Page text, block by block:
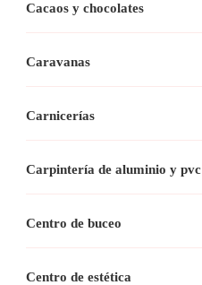
Cacaos y chocolates
Caravanas
Carnicerías
Carpintería de aluminio y pvc
Centro de buceo
Centro de estética